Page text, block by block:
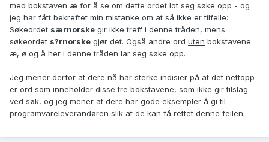
med bokstaven æ for å se om dette ordet lot seg søke opp - og
jeg har fått bekreftet min mistanke om at så ikke er tilfelle:
Søkeordet særnorske gir ikke treff i denne tråden, mens
søkeordet s?rnorske gjør det. Også andre ord uten bokstavene
æ, ø og å her i denne tråden lar seg søke opp.
Jeg mener derfor at dere nå har sterke indisier på at det nettopp
er ord som inneholder disse tre bokstavene, som ikke gir tilslag
ved søk, og jeg mener at dere har gode eksempler å gi til
programvareleverandøren slik at de kan få rettet denne feilen.